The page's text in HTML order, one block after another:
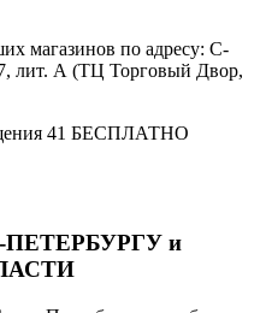
магазинов по адресу: С-
лит. А (ТЦ Торговый Двор,
41 БЕСПЛАТНО
и